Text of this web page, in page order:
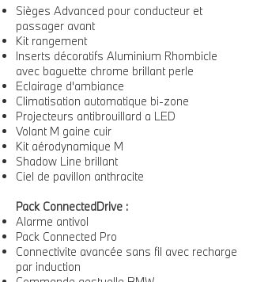
Sièges Advanced pour conducteur et
passager avant
Kit rangement
Inserts décoratifs Aluminium Rhombicle
avec baguette chrome brillant perle
Eclairage d'ambiance
Climatisation automatique bi-zone
Projecteurs antibrouillard a LED
Volant M gaine cuir
Kit aérodynamique M
Shadow Line brillant
Ciel de pavillon anthracite
Pack ConnectedDrive :
Alarme antivol
Pack Connected Pro
Connectivite avancée sans fil avec recharge
par induction